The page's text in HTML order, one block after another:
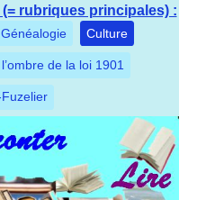
rubriques principales) :
Généalogie Culture
de la loi 1901